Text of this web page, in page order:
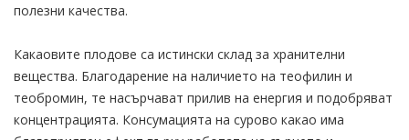
полезни качества.
Какаовите плодове са истински склад за хранителни
вещества. Благодарение на наличието на теофилин и
теобромин, те насърчават прилив на енергия и подобряват
концентрацията. Консумацията на сурово какао има